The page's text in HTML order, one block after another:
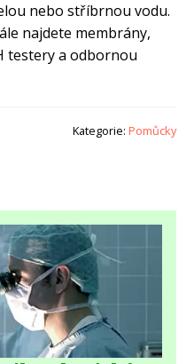
nebo stříbrnou vodu.
najdete membrány,
testery a odbornou
Kategorie: Pomůcky